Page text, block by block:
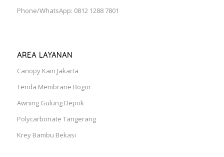
Phone/WhatsApp: 0812 1288 7801
AREA LAYANAN
Canopy Kain Jakarta
Tenda Membrane Bogor
Awning Gulung Depok
Polycarbonate Tangerang
Krey Bambu Bekasi